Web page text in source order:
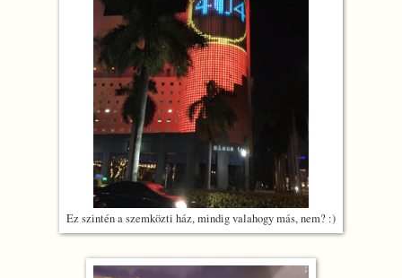
Ez szintén a szemközti ház, mindig valahogy más, nem? :)